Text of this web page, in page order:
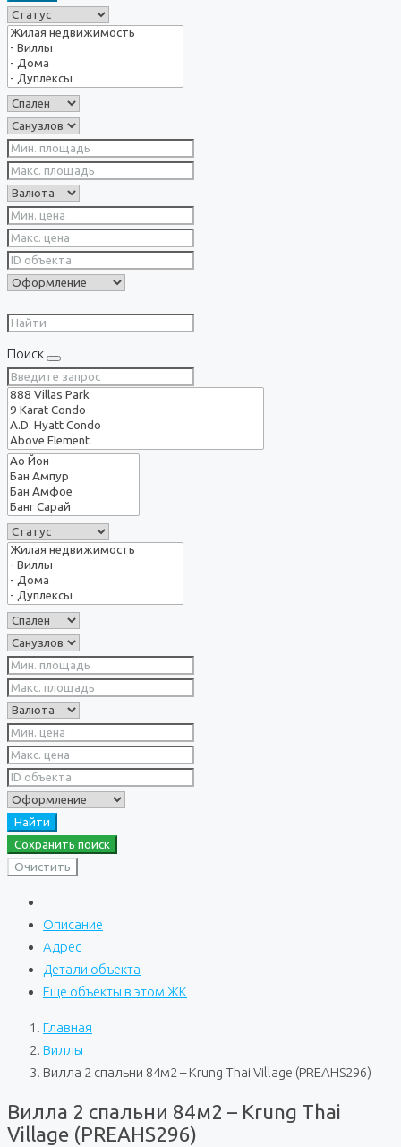
Поиск
Найти
Сохранить поиск
Очистить
Описание
Адрес
Детали объекта
Еще объекты в этом ЖК
Главная
Виллы
Вилла 2 спальни 84м2 – Krung Thai Village (PREAHS296)
Вилла 2 спальни 84м2 – Krung Thai
Village (PREAHS296)